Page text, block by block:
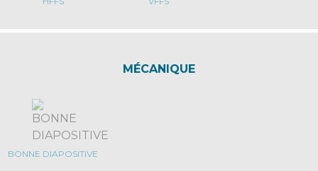
MÉCANIQUE
BONNE DIAPOSITIVE